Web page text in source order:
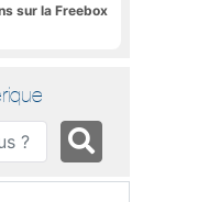
sur la Freebox